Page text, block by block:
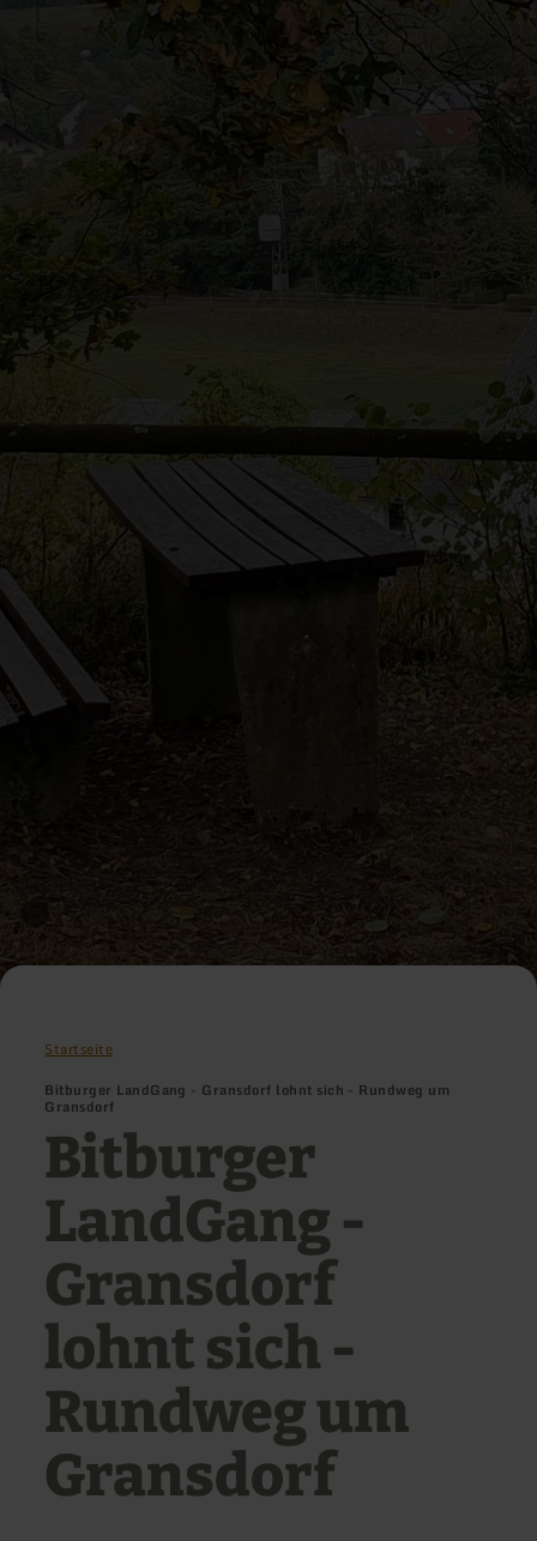
Startseite
Bitburger LandGang - Gransdorf lohnt sich - Rundweg um
Gransdorf
Bitburger
LandGang -
Gransdorf
lohnt sich -
Rundweg um
Gransdorf